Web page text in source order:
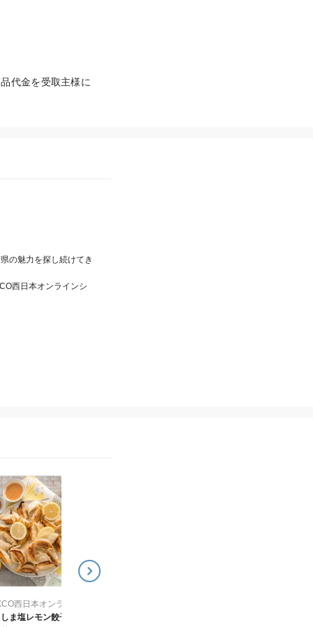
代金を受取主様に
の魅力を探し続けてき
西日本オンラインシ
ま塩レモン餃子20